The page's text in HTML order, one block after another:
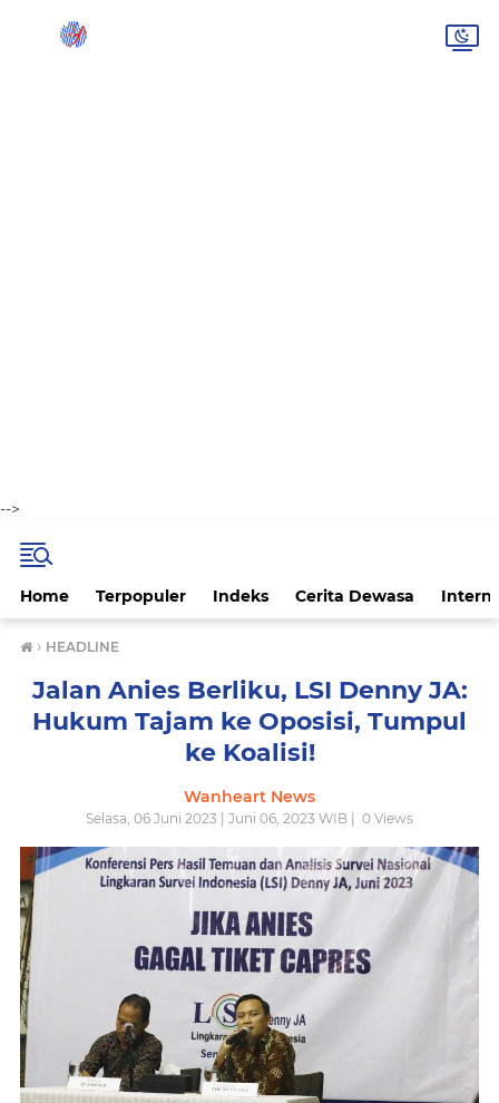
-->
Home Terpopuler Indeks Cerita Dewasa
› HEADLINE
Jalan Anies Berliku, LSI Denny JA:
Hukum Tajam ke Oposisi, Tumpul
ke Koalisi!
Wanheart News
Selasa, 06 Juni 2023 | Juni 06, 2023 WIB | 0 Views